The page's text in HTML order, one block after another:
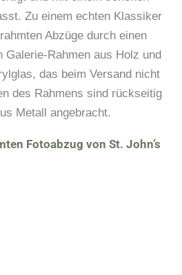
Zu einem echten Klassiker
Abzüge durch einen
Rahmen aus Holz und
das beim Versand nicht
des Rahmens sind rückseitig
Metall angebracht.
Fotoabzug von St. John’s